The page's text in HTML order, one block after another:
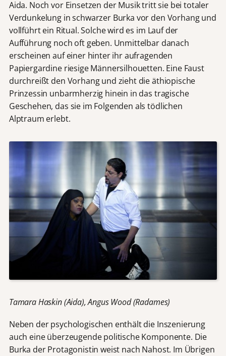
Aida. Noch vor Einsetzen der Musik tritt sie bei totaler
Verdunkelung in schwarzer Burka vor den Vorhang und
vollführt ein Ritual. Solche wird es im Lauf der
Aufführung noch oft geben. Unmittelbar danach
erscheinen auf einer hinter ihr aufragenden
Papiergardine riesige Männersilhouetten. Eine Faust
durchreißt den Vorhang und zieht die äthiopische
Prinzessin unbarmherzig hinein in das tragische
Geschehen, das sie im Folgenden als tödlichen
Alptraum erlebt.
Tamara Haskin (Aida), Angus Wood (Radames)
Neben der psychologischen enthält die Inszenierung
auch eine überzeugende politische Komponente. Die
Burka der Protagonistin weist nach Nahost. Im Übrigen